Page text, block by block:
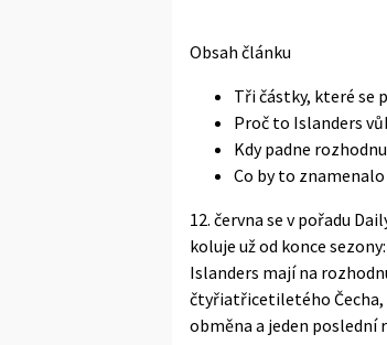
Obsah článku
Tři částky, které se
Proč to Islanders
Kdy padne
Co by to
12. června se v pořadu
koluje už od konce
Islanders mají na
čtyřiatřicetiletého Čecha,
obměna a jeden